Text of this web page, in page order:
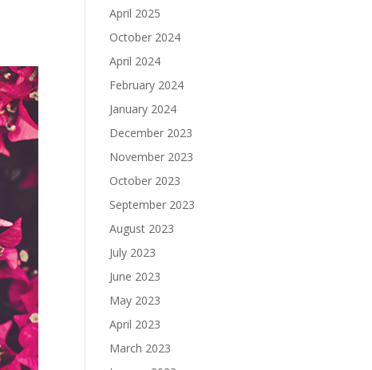
April 2025
October 2024
April 2024
February 2024
January 2024
December 2023
November 2023
October 2023
September 2023
August 2023
July 2023
June 2023
May 2023
April 2023
March 2023